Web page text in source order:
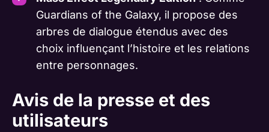
Guardians of the Galaxy, il propose des
arbres de dialogue étendus avec des
choix influençant l’histoire et les relations
entre personnages​​.
Avis de la presse et des
utilisateurs